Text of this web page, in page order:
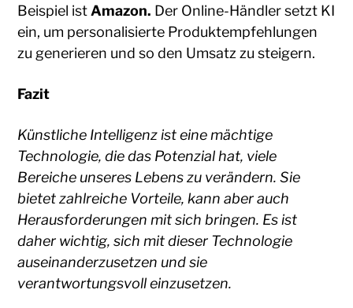
Beispiel ist Amazon. Der Online-Händler setzt KI
ein, um personalisierte Produktempfehlungen
zu generieren und so den Umsatz zu steigern.
Fazit
Künstliche Intelligenz ist eine mächtige
Technologie, die das Potenzial hat, viele
Bereiche unseres Lebens zu verändern. Sie
bietet zahlreiche Vorteile, kann aber auch
Herausforderungen mit sich bringen. Es ist
daher wichtig, sich mit dieser Technologie
auseinanderzusetzen und sie
verantwortungsvoll einzusetzen.